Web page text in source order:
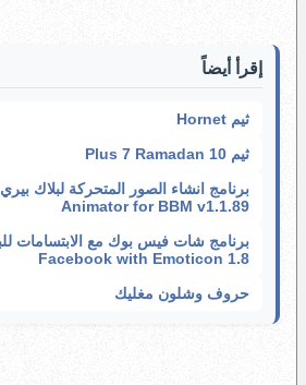
إقرأ أيضاً
ثيم Hornet
ثيم 10 Plus 7 Ramadan
Animator for BBM v1.1.89
Facebook with Emoticon 1.8
حروف وشلون مغليك